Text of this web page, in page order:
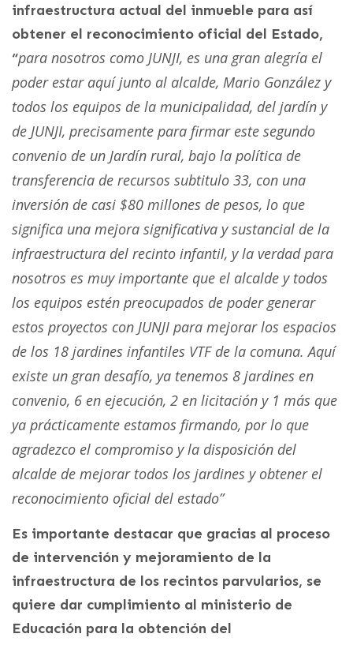
infraestructura actual del inmueble para así
obtener el reconocimiento oficial del Estado,
“para nosotros como JUNJI, es una gran alegría el
poder estar aquí junto al alcalde, Mario González y
todos los equipos de la municipalidad, del jardín y
de JUNJI, precisamente para firmar este segundo
convenio de un Jardín rural, bajo la política de
transferencia de recursos subtitulo 33, con una
inversión de casi $80 millones de pesos, lo que
significa una mejora significativa y sustancial de la
infraestructura del recinto infantil, y la verdad para
nosotros es muy importante que el alcalde y todos
los equipos estén preocupados de poder generar
estos proyectos con JUNJI para mejorar los espacios
de los 18 jardines infantiles VTF de la comuna. Aquí
existe un gran desafío, ya tenemos 8 jardines en
convenio, 6 en ejecución, 2 en licitación y 1 más que
ya prácticamente estamos firmando, por lo que
agradezco el compromiso y la disposición del
alcalde de mejorar todos los jardines y obtener el
reconocimiento oficial del estado”
Es importante destacar que gracias al proceso
de intervención y mejoramiento de la
infraestructura de los recintos parvularios, se
quiere dar cumplimiento al ministerio de
Educación para la obtención del